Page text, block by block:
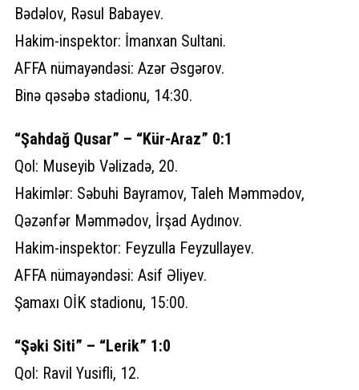
Bədəlov, Rəsul Babayev.
Hakim-inspektor: İmanxan Sultani.
AFFA nümayəndəsi: Azər Əsgərov.
Binə qəsəbə stadionu, 14:30.
“Şahdağ Qusar” – “Kür-Araz” 0:1
Qol: Museyib Vəlizadə, 20.
Hakimlər: Səbuhi Bayramov, Taleh Məmmədov,
Qəzənfər Məmmədov, İrşad Aydınov.
Hakim-inspektor: Feyzulla Feyzullayev.
AFFA nümayəndəsi: Asif Əliyev.
Şamaxı OİK stadionu, 15:00.
“Şəki Siti” – “Lerik” 1:0
Qol: Ravil Yusifli, 12.